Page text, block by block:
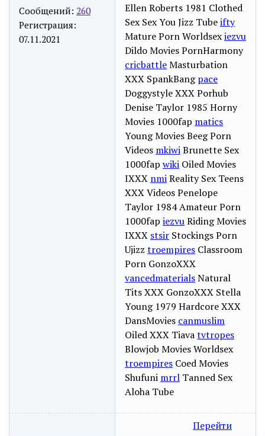
Сообщений: 260
Регистрация:
07.11.2021
Ellen Roberts 1981 Clothed
Sex Sex You Jizz Tubeifty
Mature Porn Worldsexiezvu
Dildo Movies PornHarmony
cricbattleMasturbation
XXX SpankBangpace
Doggystyle XXX Porhub
Denise Taylor 1985 Horny
Movies 1000fap matics
Young Movies Beeg Porn
Videos mkiwiBrunette Sex
1000fap wiki Oiled Movies
IXXX nmiReality Sex Teens
XXX Videos Penelope
Taylor 1984 Amateur Porn
1000fap iezvuRiding Movies
IXXX stsir Stockings Porn
Ujizz troempires Classroom
Porn GonzoXXX
vancedmaterialsNatural
Tits XXX GonzoXXX Stella
Young 1979 Hardcore XXX
DansMovies canmuslim
Oiled XXX Tiavatvtropes
Blowjob Movies Worldsex
troempires Coed Movies
Shufuni mrrl Tanned Sex
Aloha Tube
Перейти